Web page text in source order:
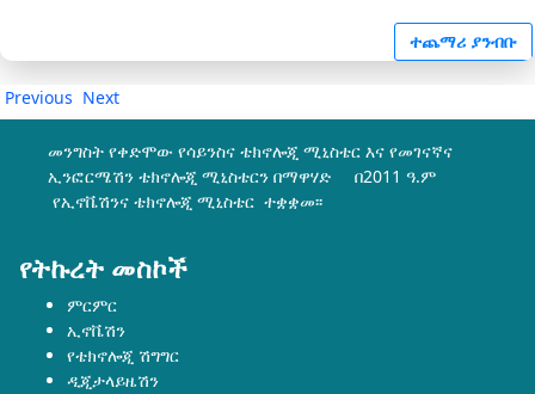
ተጨማሪ ያንብቡ
Previous Next
መንግስት የቀድሞው የሳይንስና ቴክኖሎጂ ሚኒስቴር እና የመገናኛና
ኢንፎርሜሽን ቴክኖሎጂ ሚኒስቴርን በማዋሃድ በ2011 ዓ.ም
የኢኖቬሽንና ቴክኖሎጂ ሚኒስቴር ተቋቋመ፡፡
የትኩረት መስኮች
ምርምር
ኢኖቬሽን
የቴክኖሎጂ ሽግግር
ዲጂታላይዜሽን